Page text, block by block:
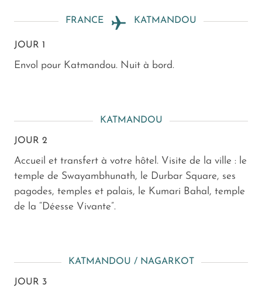
FRANCE KATMANDOU
JOUR 1
Envol pour Katmandou. Nuit à bord.
KATMANDOU
JOUR 2
Accueil et transfert à votre hôtel. Visite de la ville : le
temple de Swayambhunath, le Durbar Square, ses
pagodes, temples et palais, le Kumari Bahal, temple
de la “Déesse Vivante”.
KATMANDOU / NAGARKOT
JOUR 3